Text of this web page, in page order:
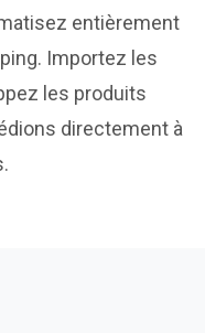
entièrement
Importez les
les produits
directement à